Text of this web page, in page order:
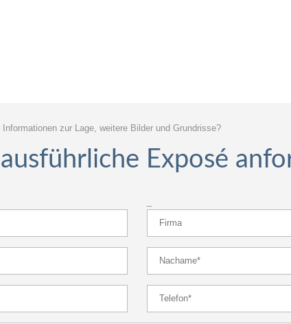
zur Lage, weitere Bilder und Grundrisse?
Exposé